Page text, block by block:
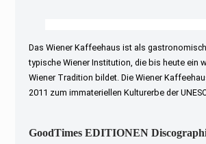
Das Wiener Kaffeehaus ist als
typische Wiener Institution, die bis heute ein
Wiener Tradition bildet. Die Wiener
2011 zum immateriellen Kulturerbe der
GoodTimes EDITIONEN